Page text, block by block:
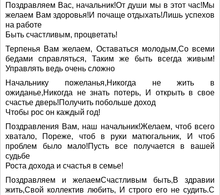
Поздравляем Вас, начальник!От души мы в этот час!Мы
желаем Вам здоровья!И почаще отдыхать!Лишь успехов
на работе
Быть счастливым, процветать!
Терпенья Вам желаем, Оставаться молодым,Со всеми
бедами справляться, Таким же быть всегда живым!
Управлять ведь очень сложно
Начальнику пожеланья,Никогда не жить в
ожиданье,Никогда не знать потерь, И открыть в свое
счастье дверь!Получить побольше доход
Чтобы рос он каждый год!
Поздравления Вам, наш начальник!Желаем, чтоб всего
хватало, Пореже, чтоб в руки матюгальник, И чтоб
проблем было мало!Пусть все получается в вашей
судьбе
Роста дохода и счастья в семье!
Поздравляем и желаемСчастливым быть,В здравии
жить,Свой коллектив любить, И строго его не судить.С